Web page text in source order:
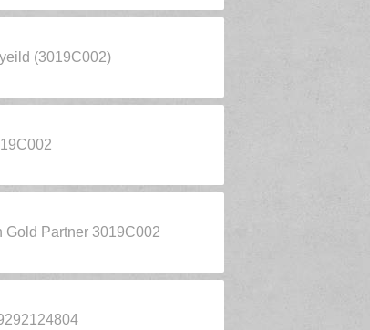
(3019C002)
Gold Partner 3019C002